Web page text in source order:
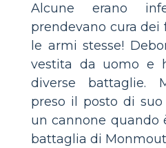
Alcune erano
prendevano cura dei
le armi stesse!
vestita da uomo e
diverse battaglie.
preso il posto di
un cannone quando
battaglia di